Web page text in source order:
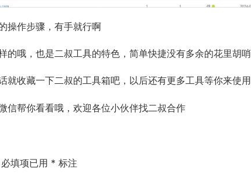
操作步骤，有手就行啊
的哦，也是二叔工具的特色，简单快捷没有多余的花里胡哨
就收藏一下二叔的工具箱吧，以后还有更多工具等你来使用
信帮你看看哦，欢迎各位小伙伴找二叔合作
必填项已用 * 标注